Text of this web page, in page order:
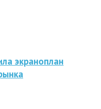
экраноплан